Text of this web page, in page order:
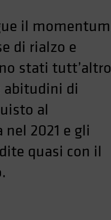
il momentum
di rialzo e
stati tutt’altro
di
al
2021 e gli
quasi con il